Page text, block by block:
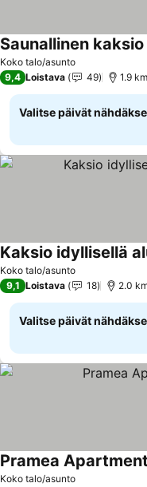
Koko talo/asunto
Saunallinen
9,4 Loistava 49 1.9
Valitse päivät
Koko talo/asunto
Kaksio idyllisellä
9,1 Loistava 18 2.0
Valitse päivät
Koko talo/asunto
Pramea